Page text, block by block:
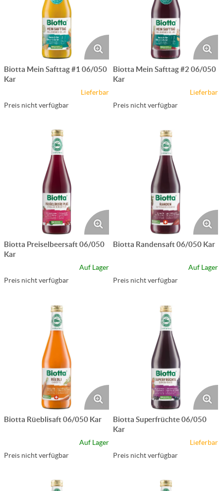
Biotta Mein Safttag #1 06/050
Kar
Lieferbar
Preis nicht verfügbar
Biotta Mein Safttag #2 06/050
Kar
Lieferbar
Preis nicht verfügbar
Biotta Preiselbeersaft 06/050
Kar
Auf Lager
Preis nicht verfügbar
Biotta Randensaft 06/050 Kar
Auf Lager
Preis nicht verfügbar
Biotta Rüeblisaft 06/050 Kar
Auf Lager
Preis nicht verfügbar
Biotta Superfrüchte 06/050
Kar
Lieferbar
Preis nicht verfügbar